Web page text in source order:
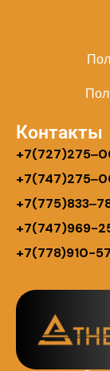
Контакты
+
+7(747)969-
+7(778)910-